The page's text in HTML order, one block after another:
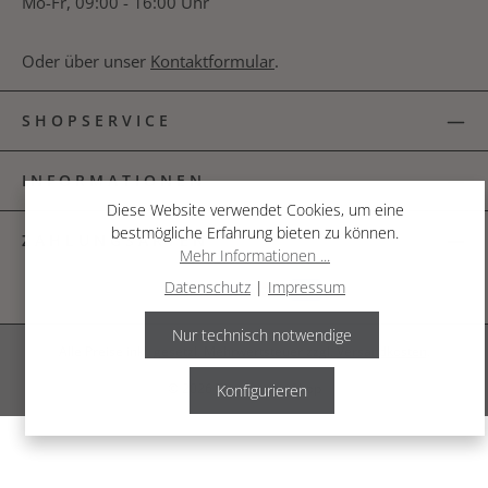
Oder über unser Kontaktformular.
SHOPSERVICE
INFORMATIONEN
ZAHLUNGSARTEN
© 2026 The Garden Shop
Diese Website verwendet Cookies, um eine
bestmögliche Erfahrung bieten zu können.
Mehr Informationen ...
Datenschutz | Impressum
Nur technisch notwendige
Konfigurieren